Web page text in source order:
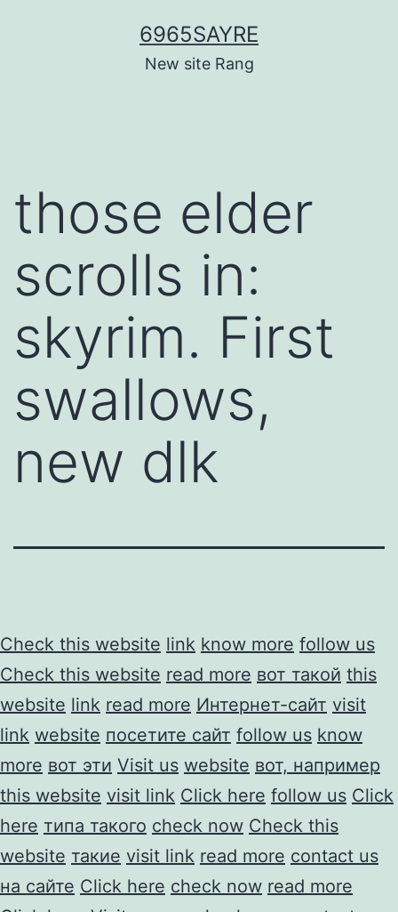
6965SAYRE
New site Rang
those elder
scrolls in:
skyrim. First
swallows,
new dlk
Check this website link know more follow us
Check this website read more вот такой this
website link read more Интернет-сайт visit
link website посетите сайт follow us know
more вот эти Visit us website вот, например
this website visit link Click here follow us Click
here типа такого check now Check this
website такие visit link read more contact us
на сайте Click here check now read more